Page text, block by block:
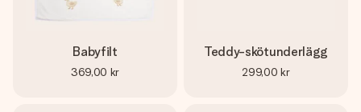
Babyfilt
369,00 kr
Teddy-skötunderlägg
299,00 kr